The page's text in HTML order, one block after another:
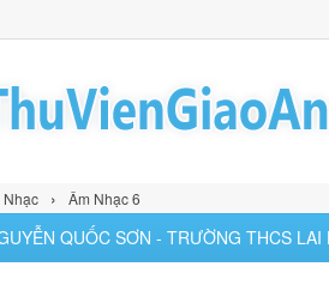
Nhạc › Âm Nhạc 6
QUỐC SƠN - TRƯỜNG THCS LAI